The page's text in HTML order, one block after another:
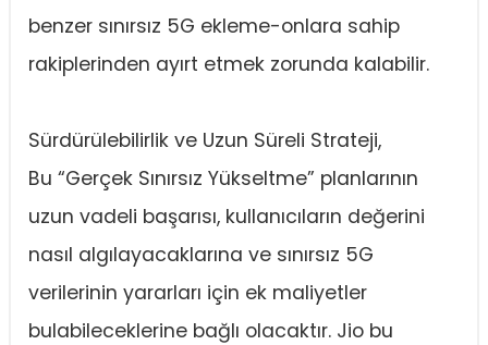
benzer sınırsız 5G ekleme-onlara sahip
rakiplerinden ayırt etmek zorunda kalabilir.
Sürdürülebilirlik ve Uzun Süreli Strateji,
Bu “Gerçek Sınırsız Yükseltme” planlarının
uzun vadeli başarısı, kullanıcıların değerini
nasıl algılayacaklarına ve sınırsız 5G
verilerinin yararları için ek maliyetler
bulabileceklerine bağlı olacaktır. Jio bu